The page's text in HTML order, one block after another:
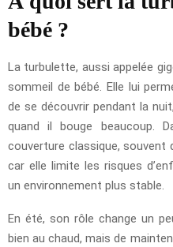
bébé ?
La turbulette, aussi appelée
sommeil de bébé. Elle lui
de se découvrir pendant la
quand il bouge beaucoup.
couverture classique,
car elle limite les risques
un environnement plus stable.
En été, son rôle change un
bien au chaud, mais de